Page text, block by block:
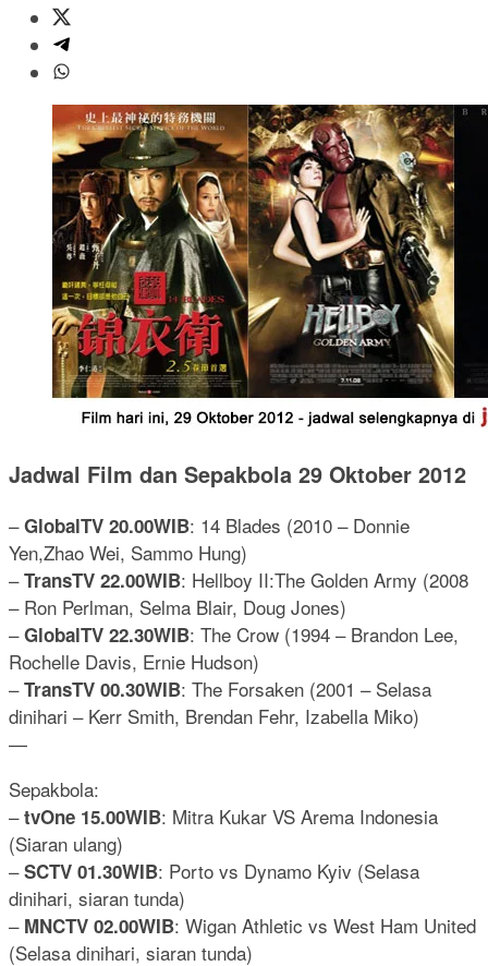
Jadwal Film dan Sepakbola 29 Oktober 2012
–GlobalTV 20.00WIB: 14 Blades (2010 – Donnie
Yen,Zhao Wei, Sammo Hung)
–TransTV 22.00WIB: Hellboy II:The Golden Army (2008
– Ron Perlman, Selma Blair, Doug Jones)
–GlobalTV 22.30WIB: The Crow (1994 – Brandon Lee,
Rochelle Davis, Ernie Hudson)
–TransTV 00.30WIB: The Forsaken (2001 – Selasa
dinihari – Kerr Smith, Brendan Fehr, Izabella Miko)
—
Sepakbola:
–tvOne 15.00WIB: Mitra Kukar VS Arema Indonesia
(Siaran ulang)
–SCTV 01.30WIB: Porto vs Dynamo Kyiv (Selasa
dinihari, siaran tunda)
– MNCTV 02.00WIB: Wigan Athletic vs West Ham United
(Selasa dinihari, siaran tunda)